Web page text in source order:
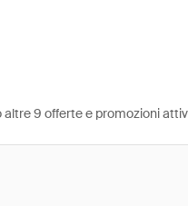
9 offerte e promozioni